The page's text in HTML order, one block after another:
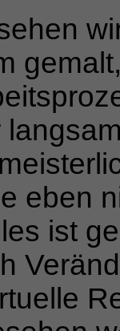
eben
ist